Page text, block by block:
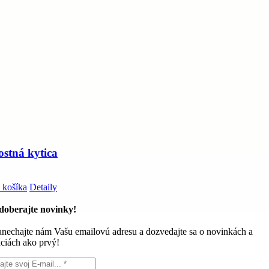
kytica
Detaily
novinky!
nám Vašu emailovú adresu a dozvedajte sa o novinkách a
ako prvý!